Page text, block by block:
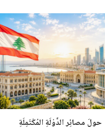
حولَ مصائِر الدَّوْلَةِ المُكْتَمِلَةِ